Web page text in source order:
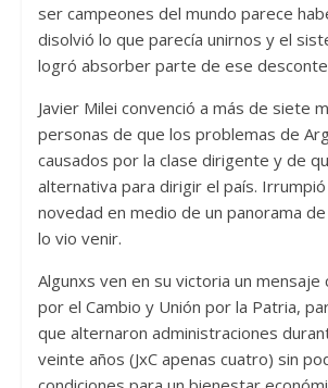
ser campeones del mundo parece
disolvió lo que parecía unirnos y el
logró absorber parte de ese
Javier Milei convenció a más de siete
personas de que los problemas de
causados por la clase dirigente y de
alternativa para dirigir el país.
novedad en medio de un panorama
lo vio venir.
Algunxs ven en su victoria un mensaje
por el Cambio y Unión por la Patria,
que alternaron administraciones
veinte años (JxC apenas cuatro) sin